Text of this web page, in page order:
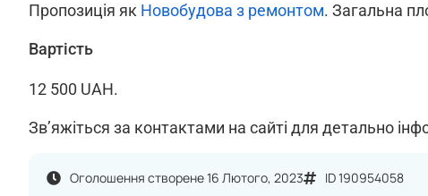
Пропозиція як Новобудова з ремонтом. Загальна
Вартість
12 500 UAH.
Зв’яжіться за контактами на сайті для детально
Оголошення створене 16 Лютого, 2023 ID 190954058